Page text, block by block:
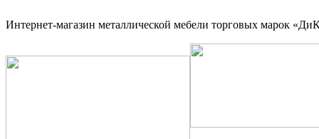
Интернет-магазин металлической мебели торговых марок